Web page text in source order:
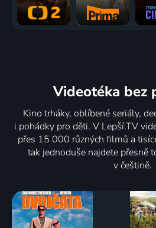
Videotéka bez
Kino trháky, oblíbené seriály,
i pohádky pro děti. V Lepší.TV
přes 15 000 různých filmů a
tak jednoduše najdete přesně
v češtině.